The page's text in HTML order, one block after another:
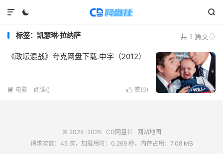
 

共 1 篇文章
标签：凯瑟琳·拉纳萨
《政坛混战》夸克网盘下载.中字（2012）
 赞(0)
 电影 阅读()
© 2024-2026 CD网盘社
网站地图
请求次数：45 次，加载用时：0.269 秒，内存占用：7.08 MB